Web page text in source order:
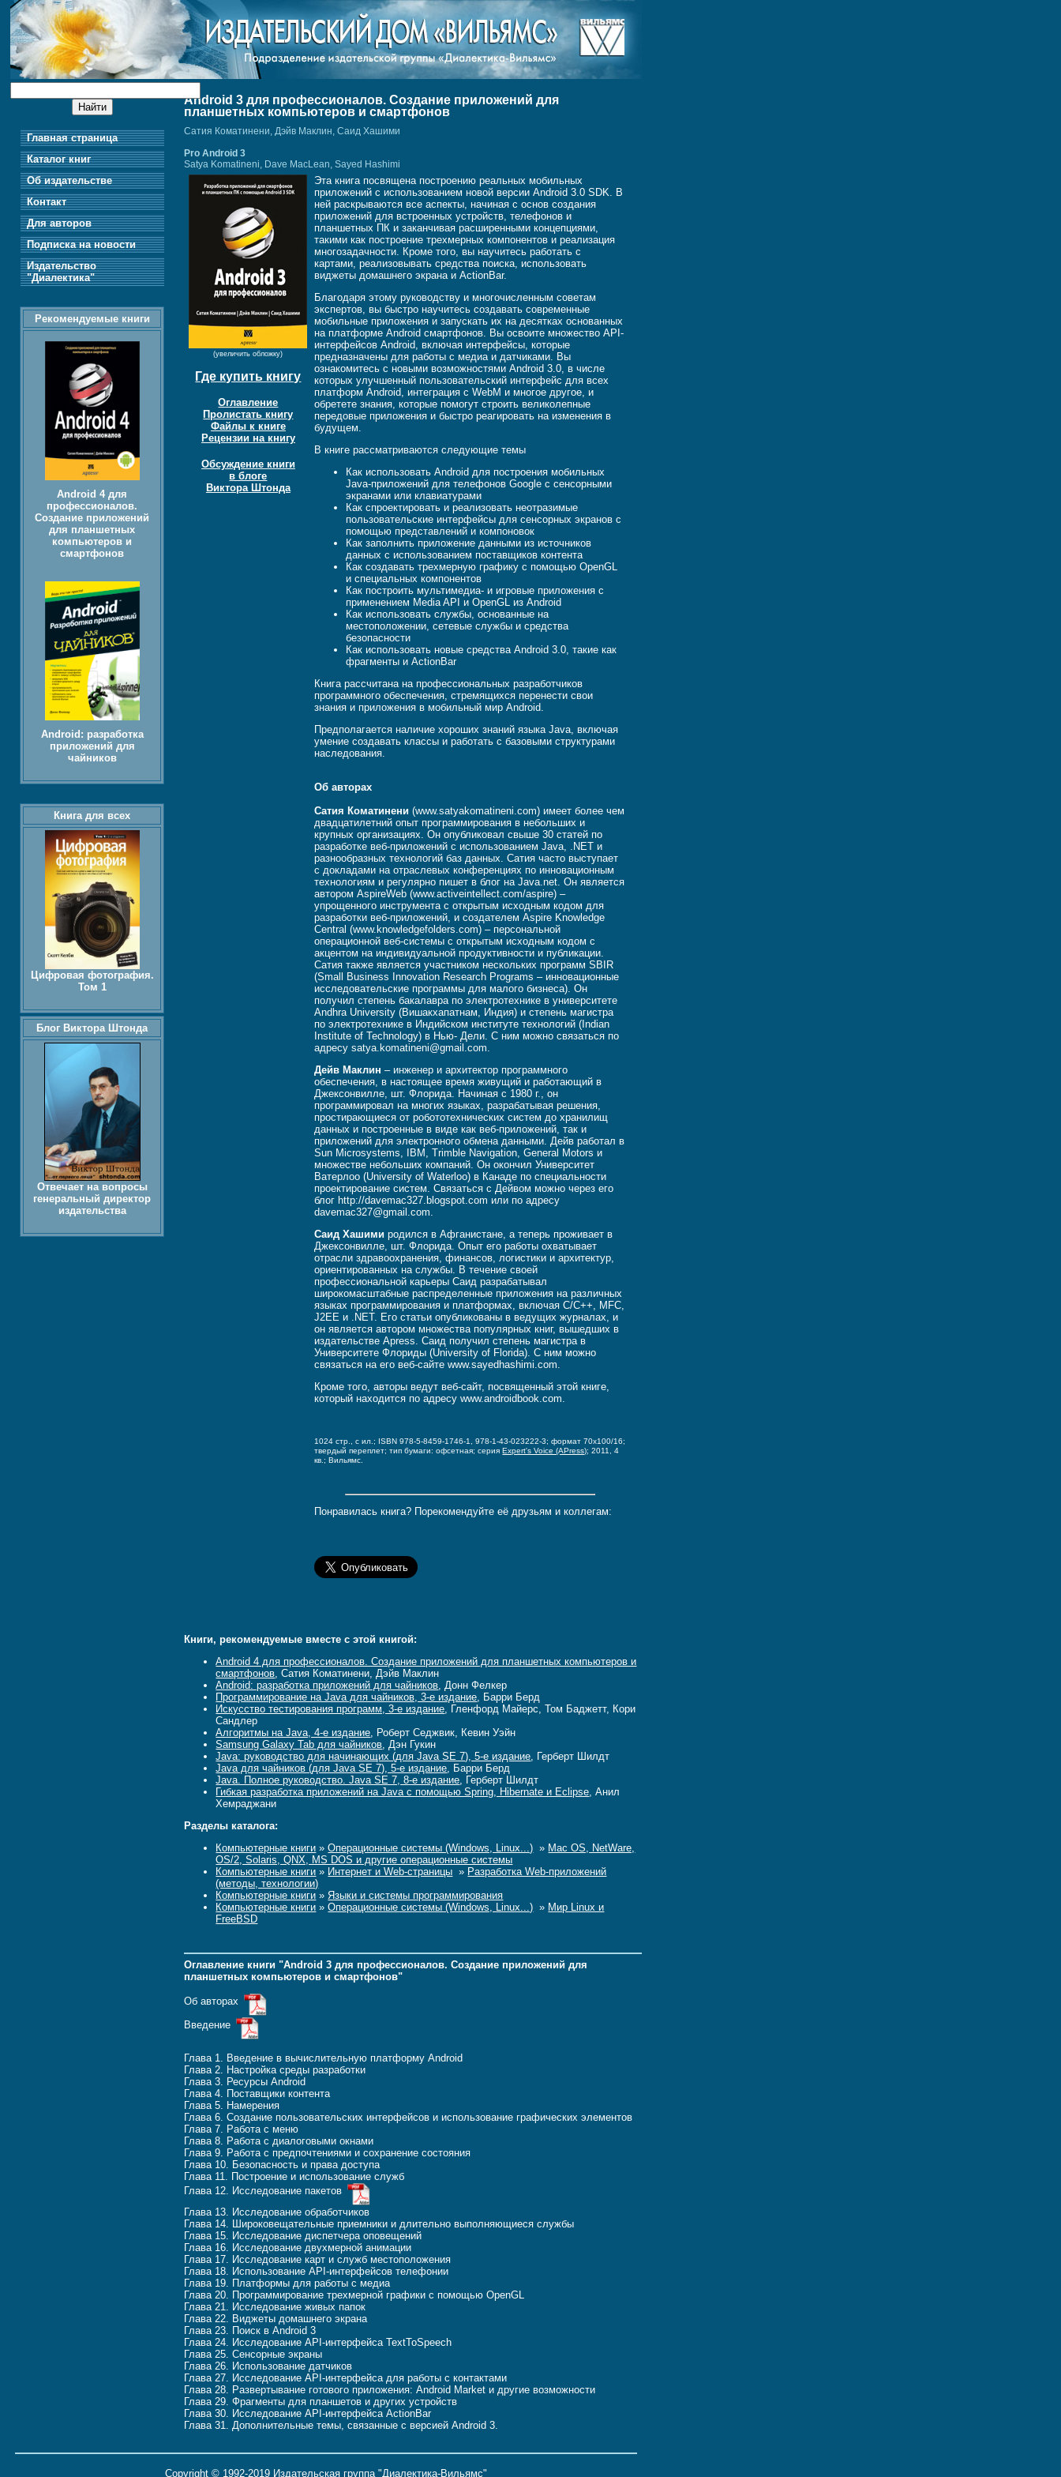
Android 3 для профессионалов. Создание приложений для
планшетных компьютеров и смартфонов
Сатия Коматинени, Дэйв Маклин, Саид Хашими
Pro Android 3
Satya Komatineni, Dave MacLean, Sayed Hashimi
(увеличить обложку)
Где купить книгу
Оглавление
Пролистать книгу
Файлы к книге
Рецензии на книгу
Обсуждение книги
в блоге
Виктора Штонда
Эта книга посвящена построению реальных мобильных
приложений с использованием новой версии Android 3.0 SDK. В
ней раскрываются все аспекты, начиная с основ создания
приложений для встроенных устройств, телефонов и
планшетных ПК и заканчивая расширенными концепциями,
такими как построение трехмерных компонентов и реализация
многозадачности. Кроме того, вы научитесь работать с
картами, реализовывать средства поиска, использовать
виджеты домашнего экрана и ActionBar.
Благодаря этому руководству и многочисленным советам
экспертов, вы быстро научитесь создавать современные
мобильные приложения и запускать их на десятках основанных
на платформе Android смартфонов. Вы освоите множество API-
интерфейсов Android, включая интерфейсы, которые
предназначены для работы с медиа и датчиками. Вы
ознакомитесь с новыми возможностями Android 3.0, в числе
которых улучшенный пользовательский интерфейс для всех
платформ Android, интеграция с WebM и многое другое, и
обретете знания, которые помогут строить великолепные
передовые приложения и быстро реагировать на изменения в
будущем.
В книге рассматриваются следующие темы
Как использовать Android для построения мобильных
Java-приложений для телефонов Google с сенсорными
экранами или клавиатурами
Как спроектировать и реализовать неотразимые
пользовательские интерфейсы для сенсорных экранов с
помощью представлений и компоновок
Как заполнить приложение данными из источников
данных с использованием поставщиков контента
Как создавать трехмерную графику с помощью OpenGL
и специальных компонентов
Как построить мультимедиа- и игровые приложения с
применением Media API и OpenGL из Android
Как использовать службы, основанные на
местоположении, сетевые службы и средства
безопасности
Как использовать новые средства Android 3.0, такие как
фрагменты и ActionBar
Книга рассчитана на профессиональных разработчиков
программного обеспечения, стремящихся перенести свои
знания и приложения в мобильный мир Android.
Предполагается наличие хороших знаний языка Java, включая
умение создавать классы и работать с базовыми структурами
наследования.
Об авторах
Сатия Коматинени (www.satyakomatineni.com) имеет более чем
двадцатилетний опыт программирования в небольших и
крупных организациях. Он опубликовал свыше 30 статей по
разработке веб-приложений с использованием Java, .NET и
разнообразных технологий баз данных. Сатия часто выступает
с докладами на отраслевых конференциях по инновационным
технологиям и регулярно пишет в блог на Java.net. Он является
автором AspireWeb (www.activeintellect.com/aspire) –
упрощенного инструмента с открытым исходным кодом для
разработки веб-приложений, и создателем Aspire Knowledge
Central (www.knowledgefolders.com) – персональной
операционной веб-системы с открытым исходным кодом с
акцентом на индивидуальной продуктивности и публикации.
Сатия также является участником нескольких программ SBIR
(Small Business Innovation Research Programs – инновационные
исследовательские программы для малого бизнеса). Он
получил степень бакалавра по электротехнике в университете
Andhra University (Вишакхапатнам, Индия) и степень магистра
по электротехнике в Индийском институте технологий (Indian
Institute of Technology) в Нью- Дели. С ним можно связаться по
адресуsatya.komatineni@gmail.com.
Дейв Маклин – инженер и архитектор программного
обеспечения, в настоящее время живущий и работающий в
Джексонвилле, шт. Флорида. Начиная с 1980 г., он
программировал на многих языках, разрабатывая решения,
простирающиеся от робототехнических систем до хранилищ
данных и построенные в виде как веб-приложений, так и
приложений для электронного обмена данными. Дейв работал в
Sun Microsystems, IBM, Trimble Navigation, General Motors и
множестве небольших компаний. Он окончил Университет
Ватерлоо (University of Waterloo) в Канаде по специальности
проектирование систем. Связаться с Дейвом можно через его
блог http://davemac327.blogspot.com или по адресу
davemac327@gmail.com.
Саид Хашими родился в Афганистане, а теперь проживает в
Джексонвилле, шт. Флорида. Опыт его работы охватывает
отрасли здравоохранения, финансов, логистики и архитектур,
ориентированных на службы. В течение своей
профессиональной карьеры Саид разрабатывал
широкомасштабные распределенные приложения на различных
языках программирования и платформах, включая C/C++, MFC,
J2EE и .NET. Его статьи опубликованы в ведущих журналах, и
он является автором множества популярных книг, вышедших в
издательстве Apress. Саид получил степень магистра в
Университете Флориды (University of Florida). С ним можно
связаться на его веб-сайте www.sayedhashimi.com.
Кроме того, авторы ведут веб-сайт, посвященный этой книге,
который находится по адресу www.androidbook.com.
1024 стр., с ил.; ISBN 978-5-8459-1746-1, 978-1-43-023222-3;формат 70x100/16;
твердый переплет;тип бумаги: офсетная;серия Expert's Voice (APress); 2011, 4
кв.; Вильямс.
Понравилась книга? Порекомендуйте её друзьям и коллегам:
Книги, рекомендуемые вместе с этой книгой:
Android 4 для профессионалов. Создание приложений для планшетных компьютеров и
смартфонов, Сатия Коматинени, Дэйв Маклин
Android: разработка приложений для чайников, Донн Фелкер
Программирование на Java для чайников, 3-е издание, Барри Берд
Искусство тестирования программ, 3-е издание, Гленфорд Майерс, Том Баджетт, Кори
Сандлер
Алгоритмы на Java, 4-е издание, Роберт Седжвик, Кевин Уэйн
Samsung Galaxy Tab для чайников, Дэн Гукин
Java: руководство для начинающих (для Java SE 7), 5-е издание, Герберт Шилдт
Java для чайников (для Java SE 7), 5-е издание, Барри Берд
Java. Полное руководство. Java SE 7, 8-е издание, Герберт Шилдт
Гибкая разработка приложений на Java с помощью Spring, Hibernate и Eclipse, Анил
Хемраджани
Разделы каталога:
Компьютерные книги »Операционные системы (Windows, Linux...) » Mac OS, NetWare,
OS/2, Solaris, QNX, MS DOS и другие операционные системы
Компьютерные книги » Интернет и Web-страницы » Разработка Web-приложений
(методы, технологии)
Компьютерные книги »Языки и системы программирования
Компьютерные книги »Операционные системы (Windows, Linux...) » Мир Linux и
FreeBSD
Оглавление книги "Android 3 для профессионалов. Создание приложений для
планшетных компьютеров и смартфонов"
Об авторах
Введение
Глава 1. Введение в вычислительную платформу Android
Глава 2. Настройка среды разработки
Глава 3. Ресурсы Android
Глава 4. Поставщики контента
Глава 5. Намерения
Глава 6. Создание пользовательских интерфейсов и использование графических элементов
Глава 7. Работа с меню
Глава 8. Работа с диалоговыми окнами
Глава 9. Работа с предпочтениями и сохранение состояния
Глава 10. Безопасность и права доступа
Глава 11. Построение и использование служб
Глава 12. Исследование пакетов
Глава 13. Исследование обработчиков
Глава 14. Широковещательные приемники и длительно выполняющиеся службы
Глава 15. Исследование диспетчера оповещений
Глава 16. Исследование двухмерной анимации
Глава 17. Исследование карт и служб местоположения
Глава 18. Использование API-интерфейсов телефонии
Глава 19. Платформы для работы с медиа
Глава 20. Программирование трехмерной графики с помощью OpenGL
Глава 21. Исследование живых папок
Глава 22. Виджеты домашнего экрана
Глава 23. Поиск в Android 3
Глава 24. Исследование API-интерфейса TextToSpeech
Глава 25. Сенсорные экраны
Глава 26. Использование датчиков
Глава 27. Исследование API-интерфейса для работы с контактами
Глава 28. Развертывание готового приложения: Android Market и другие возможности
Глава 29. Фрагменты для планшетов и других устройств
Глава 30. Исследование API-интерфейса ActionBar
Глава 31. Дополнительные темы, связанные с версией Android 3.
Главная страница
Каталог книг
Об издательстве
Контакт
Для авторов
Подписка на новости
Издательство
"Диалектика"
Рекомендуемые книги
Android 4 для
профессионалов.
Создание приложений
для планшетных
компьютеров и
смартфонов
Android: разработка
приложений для
чайников
Книга для всех
Цифровая фотография.
Том 1
Блог Виктора Штонда
Отвечает на вопросы
генеральный директор
издательства
Copyright © 1992-2019 Издательская группа "Диалектика-Вильямс"